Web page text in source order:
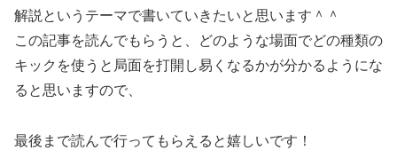
解説というテーマで書いていきたいと思います＾＾
この記事を読んでもらうと、どのような場面でどの種類の
キックを使うと局面を打開し易くなるかが分かるようにな
ると思いますので、
最後まで読んで行ってもらえると嬉しいです！